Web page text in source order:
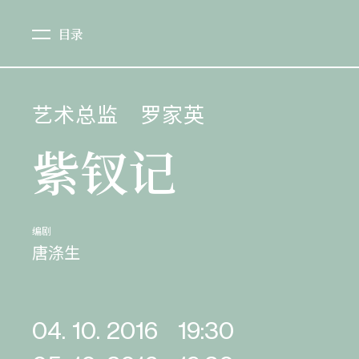
艺术总监 罗家英
紫钗记
编剧
唐涤生
04. 10. 2016
19:30
目录